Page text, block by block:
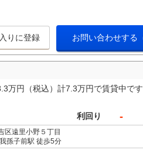
りに登録 お問い合わせする
万円（税込）計7.3万円で賃貸中で
利回り -
区遠里小野５丁目
孫子前駅 徒歩5分